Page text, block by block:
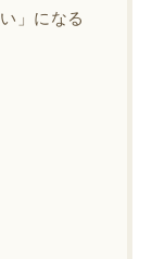
」になる